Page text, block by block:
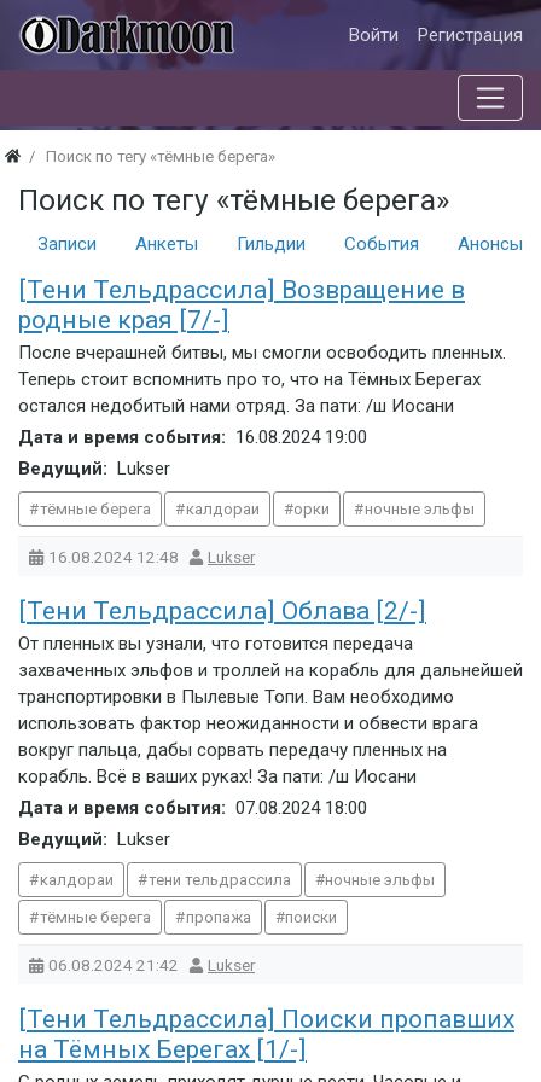
Войти Регистрация
Поиск по тегу «тёмные берега»
Поиск по тегу «тёмные берега»
Записи Анкеты Гильдии События Анонсы
[Тени Тельдрассила] Возвращение в
родные края [7/-]
После вчерашней битвы, мы смогли освободить пленных.
Теперь стоит вспомнить про то, что на Тёмных Берегах
остался недобитый нами отряд. За пати: /ш Иосани
Дата и время события: 16.08.2024 19:00
Ведущий:
Lukser
тёмные берега калдораи орки ночные эльфы
16.08.2024 12:48 Lukser
[Тени Тельдрассила] Облава [2/-]
От пленных вы узнали, что готовится передача
захваченных эльфов и троллей на корабль для дальнейшей
транспортировки в Пылевые Топи. Вам необходимо
использовать фактор неожиданности и обвести врага
вокруг пальца, дабы сорвать передачу пленных на
корабль. Всё в ваших руках! За пати: /ш Иосани
Дата и время события: 07.08.2024 18:00
Ведущий:
Lukser
калдораи тени тельдрассила ночные эльфы
тёмные берега пропажа поиски
06.08.2024 21:42 Lukser
[Тени Тельдрассила] Поиски пропавших
на Тёмных Берегах [1/-]